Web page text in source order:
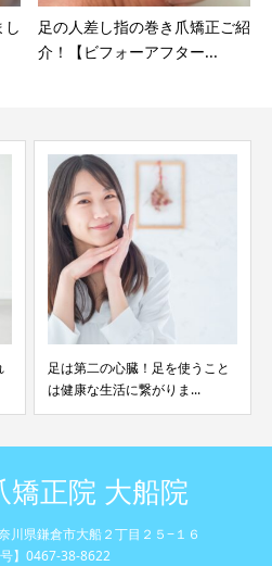
足の人差し指の巻き爪矯正ご紹
介！【ビフォーアフター...
うこと
「爪が変形している」サンダ
や温泉を諦めていません...
矯正院 大船院
川県鎌倉市大船２丁目２５−１６
号】0467-38-8622